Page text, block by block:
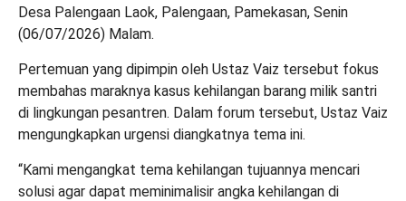
Desa Palengaan Laok, Palengaan, Pamekasan, Senin
(06/07/2026) Malam.‎‎
Pertemuan yang dipimpin oleh Ustaz Vaiz tersebut fokus
membahas maraknya kasus kehilangan barang milik santri
di lingkungan pesantren. Dalam forum tersebut, Ustaz Vaiz
mengungkapkan urgensi diangkatnya tema ini.‎‎
“Kami mengangkat tema kehilangan tujuannya mencari
solusi agar dapat meminimalisir angka kehilangan di